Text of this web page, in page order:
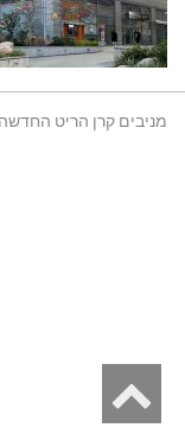
מניבים קרן הריט החדשה
לראש